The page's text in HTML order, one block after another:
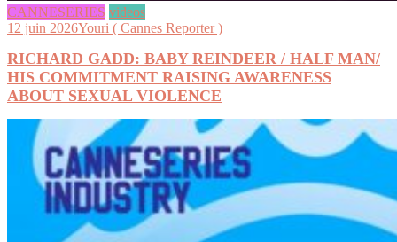
CANNESERIES videos
12 juin 2026Youri ( Cannes Reporter )
RICHARD GADD: BABY REINDEER / HALF MAN/
HIS COMMITMENT RAISING AWARENESS
ABOUT SEXUAL VIOLENCE